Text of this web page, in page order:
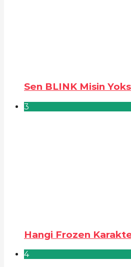
Sen BLINK Misin
3
Hangi Frozen
4